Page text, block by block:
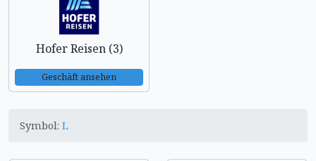
Hofer Reisen (3)
Geschäft ansehen
Symbol: L